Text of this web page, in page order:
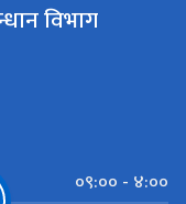
विभाग
०९:०० - ४:००